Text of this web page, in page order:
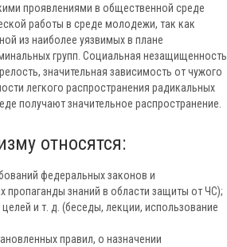
проявлениями в общественной среде
работы в среде молодежи, так как
из наиболее уязвимых в плане
групп. Социальная незащищенность
значительная зависимость от чужого
легкого распространения радикальных
получают значительное распространение.
относятся:
федеральных законов и
пропаганды знаний в области защиты от ЧС);
и т. д. (беседы, лекции, использование
правил, о назначении